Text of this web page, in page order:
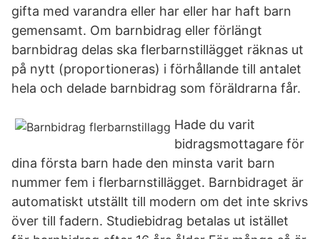
gifta med varandra eller har eller har haft barn
gemensamt. Om barnbidrag eller förlängt
barnbidrag delas ska flerbarnstillägget räknas ut
på nytt (proportioneras) i förhållande till antalet
hela och delade barnbidrag som föräldrarna får.
Hade du varit
bidragsmottagare för
dina första barn hade den minsta varit barn
nummer fem i flerbarnstillägget. Barnbidraget är
automatiskt utställt till modern om det inte skrivs
över till fadern. Studiebidrag betalas ut istället